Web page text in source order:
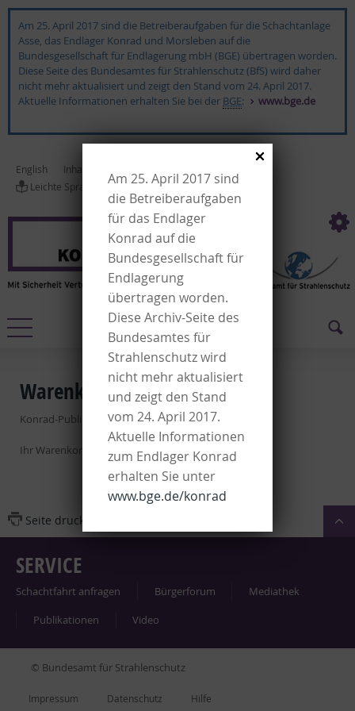
Am 25. April 2017 sind die Betreiberaufgaben für die Schachtanlage
Asse, das Endlager Konrad und Morsleben auf die
Bundesgesellschaft für Endlagerung mbH (BGE) übertragen worden.
Diese Seite des Bundesamtes für Strahlenschutz (BfS) wird daher
nicht mehr aktualisiert und zeigt den Stand vom 24. April 2017.
Aktuelle Informationen erhalten Sie bei der BGE: www.bge.de
English In­halts­ver­zeich­nis
Leich­te Spra­che
Ge­bär­den­spra­che
Warenkorb
Konrad-Publikationen online bestellen
Ihr Warenkorb ist leer
Seite drucken
SERVICE
Schacht­fahrt an­fra­gen Bür­ger­fo­rum
Me­dia­thek
Pu­bli­ka­tio­nen
Vi­deo
© Bundesamt für Strahlenschutz
Im­pres­s­um Da­ten­schutz Hil­fe
Am 25. April 2017 sind
die Betreiberaufgaben
für das Endlager
Konrad auf die
Bundesgesellschaft für
Endlagerung
übertragen worden.
Diese Archiv-Seite des
Bundesamtes für
Strahlenschutz wird
nicht mehr aktualisiert
und zeigt den Stand
vom 24. April 2017.
Aktuelle Informationen
zum Endlager Konrad
erhalten Sie unter
www.bge.de/konrad